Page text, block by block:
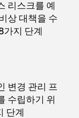
리스크를 예
상 대책을 수
가지 단계
변경 관리 프
수립하기 위
단계